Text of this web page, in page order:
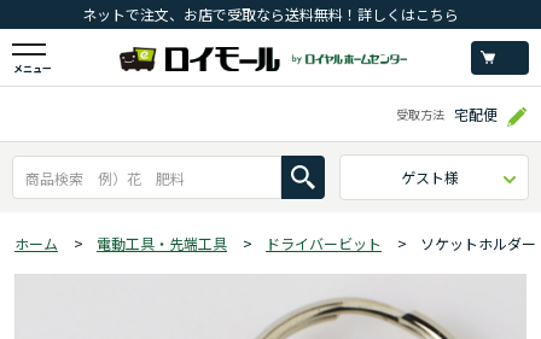
ネットで注文、お店で受取なら送料無料！詳しくはこちら
メニュー
受取方法 宅配便
ゲスト様
ホーム > 電動工具・先端工具 > ドライバービット > ソケットホルダ